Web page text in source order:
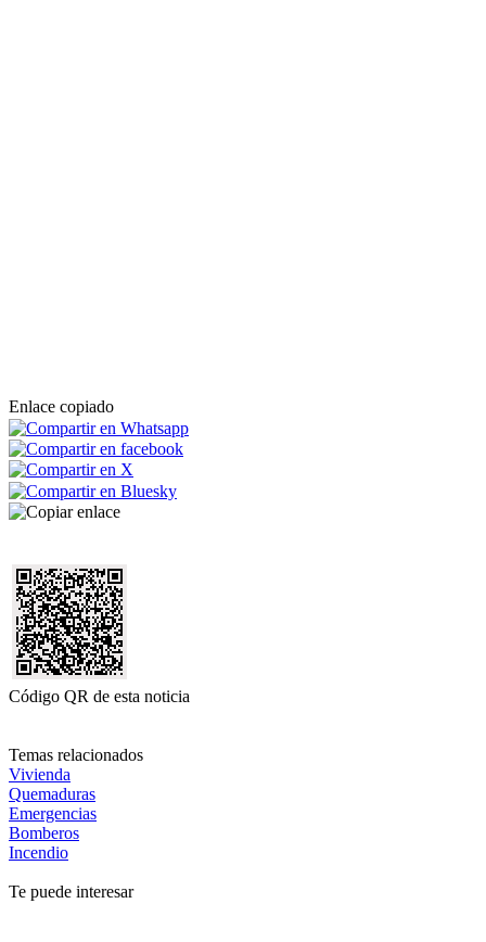
Enlace copiado
Código QR de esta noticia
Temas relacionados
Vivienda
Quemaduras
Emergencias
Bomberos
Incendio
Te puede interesar